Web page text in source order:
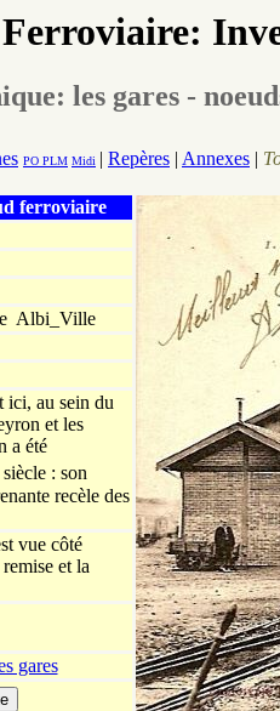
les gares -
PO PLM Midi | Repères | Annexes |
ferroviaire
Albi_Ville
ici, au sein du
et les
a été
siècle : son
recèle des
vue côté
et la
gares